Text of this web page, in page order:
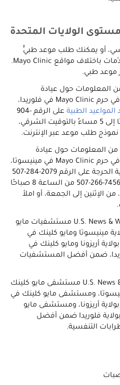
الولايات المتحدة
أو يمكنك طلب موعد طبيٍّ
دون إحالة. قد يختلف تَوَفُّر الخِدْمات باختلاف مواقع Mayo Clinic.
موعد طبي.
المعلومات حول عيادة
المُتَفَطِّرات‎ وتوسُّع القصبات في حرم Mayo Clinic في فلوريدا،
المواعيد الطبية
على الرقم ‎904-
953-0853 من الساعة 8 صباحًا إلى 5 مساءً بالتوقيت الشرقي،
نموذج طلب موعد عبر الإنترنت.
من المعلومات حول عيادة
المُتَفَطِّرات وتوسُّع القصبات في حرم Mayo Clinic في مينيسوتا،
اتصِلْ بقسم طب الرئة والرعاية الحرجة على الرقم ‎507-284-2079
أو بمركز طب النوم على الرقم ‎507-266-7456 من الساعة 8 صباحًا
من الإثنين إلى الجمعة، أو املأ
تُصنف مؤسسة U.S. News & World Report مستشفيات مايو
مينيسوتا ومايو كلينك في
أريزونا ومايو كلينك في
ضمن أفضل المستشفيات
صنَّفت شبكة U.S. News & World Report مستشفى مايو كلينك
ومستشفى مايو كلينك في
أريزونا، ومستشفى مايو
فلوريدا ضمن أفضل
التنفسية.